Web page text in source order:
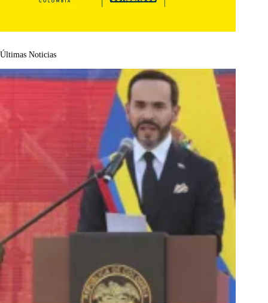
Últimas Noticias